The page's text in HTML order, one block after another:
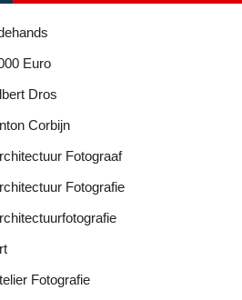
Euro
Dros
Corbijn
Fotograaf
Fotografie
Fotografie